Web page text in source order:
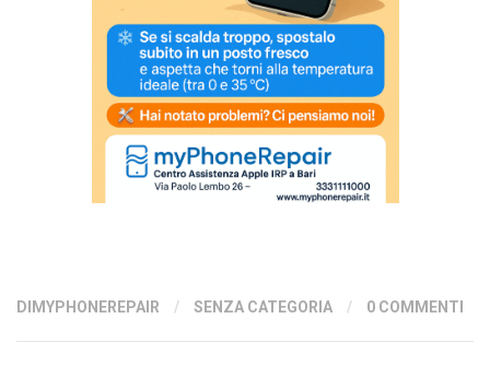
DIMYPHONEREPAIR / SENZA CATEGORIA / 0 COMMENTI